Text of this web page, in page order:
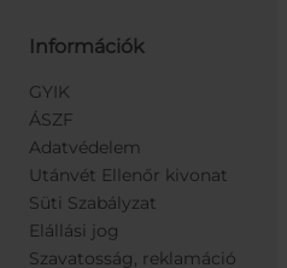
Információk
GYIK
ÁSZF
Adatvédelem
Utánvét Ellenőr kivonat
Süti Szabályzat
Elállási jog
Szavatosság, reklamáció